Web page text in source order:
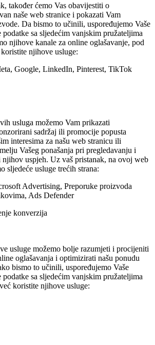
također ćemo Vas obavijestiti o
naše web stranice i pokazati Vam
Da bismo to učinili, uspoređujemo Vaše
podatke sa sljedećim vanjskim pružateljima
njihove kanale za online oglašavanje, pod
njihove usluge:
Google, LinkedIn, Pinterest, TikTok
usluga možemo Vam prikazati
sadržaj ili promocije popusta
interesima za našu web stranicu ili
Vašeg ponašanja pri pregledavanju i
uspjeh. Uz vaš pristanak, na ovoj web
sljedeće usluge trećih strana:
Advertising, Preporuke proizvoda
Ads Defender
konverzija
usluge možemo bolje razumjeti i procijeniti
oglašavanja i optimizirati našu ponudu
bismo to učinili, uspoređujemo Vaše
podatke sa sljedećim vanjskim pružateljima
koristite njihove usluge: